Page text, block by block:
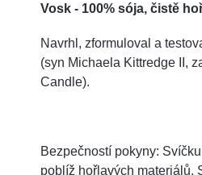
Vosk - 100% sója, čistě
Navrhl, zformuloval a
(syn Michaela Kittredge II,
Candle).
Bezpečností pokyny:
poblíž hořlavých materiálů.